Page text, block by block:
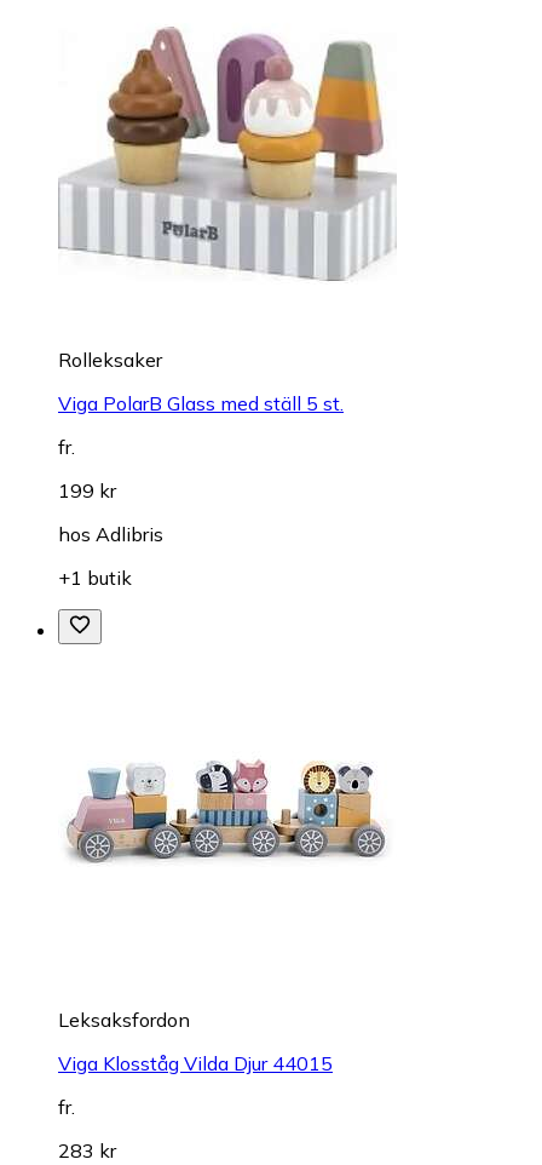
Rolleksaker
Viga PolarB Glass med ställ 5 st.
fr.
199 kr
hos Adlibris
+1 butik
Leksaksfordon
Viga Klosståg Vilda Djur 44015
fr.
283 kr